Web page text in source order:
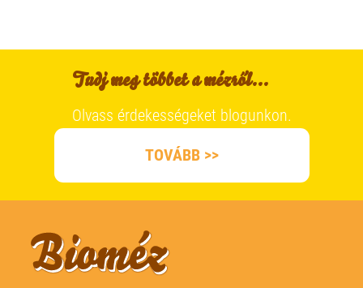
Tudj meg többet a mézről...
Olvass érdekességeket blogunkon.
TOVÁBB >>